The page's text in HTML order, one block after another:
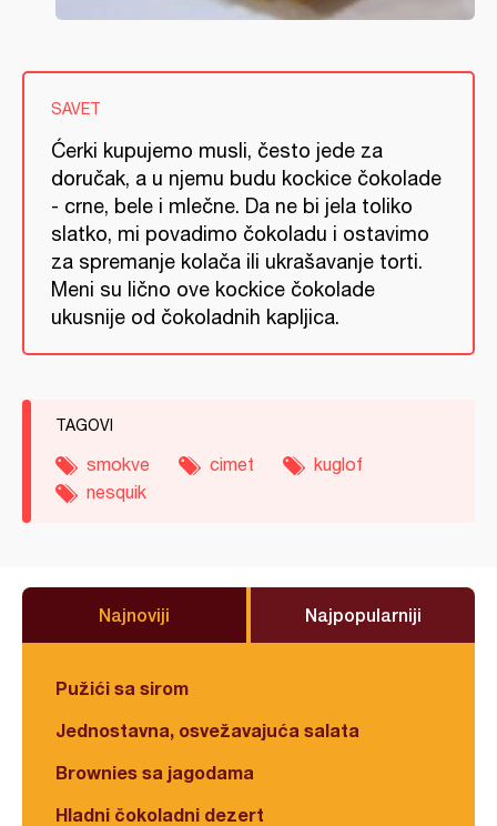
SAVET
Ćerki kupujemo musli, često jede za
doručak, a u njemu budu kockice čokolade
- crne, bele i mlečne. Da ne bi jela toliko
slatko, mi povadimo čokoladu i ostavimo
za spremanje kolača ili ukrašavanje torti.
Meni su lično ove kockice čokolade
ukusnije od čokoladnih kapljica.
TAGOVI
smokve cimet
kuglof
nesquik
Najnoviji Najpopularniji
Pužići sa sirom
Jednostavna, osvežavajuća salata
Brownies sa jagodama
Hladni čokoladni dezert